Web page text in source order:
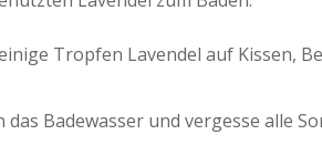
Tropfen Lavendel auf Kissen,
Badewasser und vergesse alle